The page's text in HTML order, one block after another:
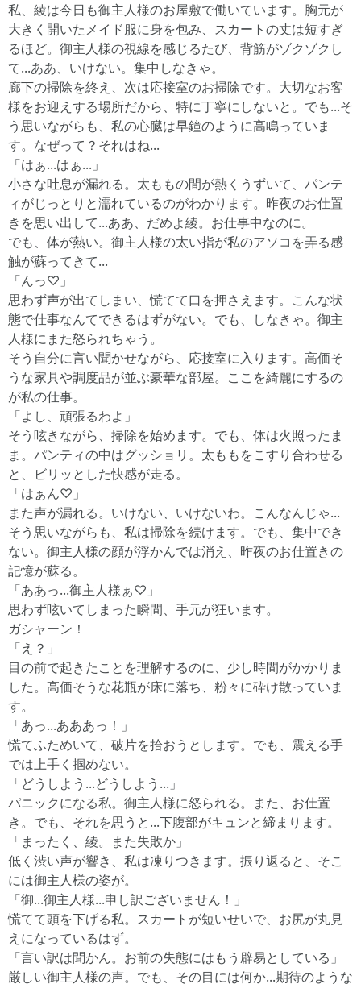
私、綾は今日も御主人様のお屋敷で働いています。胸元が
大きく開いたメイド服に身を包み、スカートの丈は短すぎ
るほど。御主人様の視線を感じるたび、背筋がゾクゾクし
て...ああ、いけない。集中しなきゃ。
廊下の掃除を終え、次は応接室のお掃除です。大切なお客
様をお迎えする場所だから、特に丁寧にしないと。でも...そ
う思いながらも、私の心臓は早鐘のように高鳴っていま
す。なぜって？それはね...
「はぁ...はぁ...」
小さな吐息が漏れる。太ももの間が熱くうずいて、パンテ
ィがじっとりと濡れているのがわかります。昨夜のお仕置
きを思い出して...ああ、だめよ綾。お仕事中なのに。
でも、体が熱い。御主人様の太い指が私のアソコを弄る感
触が蘇ってきて...
「んっ♡」
思わず声が出てしまい、慌てて口を押さえます。こんな状
態で仕事なんてできるはずがない。でも、しなきゃ。御主
人様にまた怒られちゃう。
そう自分に言い聞かせながら、応接室に入ります。高価そ
うな家具や調度品が並ぶ豪華な部屋。ここを綺麗にするの
が私の仕事。
「よし、頑張るわよ」
そう呟きながら、掃除を始めます。でも、体は火照ったま
ま。パンティの中はグッショリ。太ももをこすり合わせる
と、ビリッとした快感が走る。
「はぁん♡」
また声が漏れる。いけない、いけないわ。こんなんじゃ...
そう思いながらも、私は掃除を続けます。でも、集中でき
ない。御主人様の顔が浮かんでは消え、昨夜のお仕置きの
記憶が蘇る。
「ああっ...御主人様ぁ♡」
思わず呟いてしまった瞬間、手元が狂います。
ガシャーン！
「え？」
目の前で起きたことを理解するのに、少し時間がかかりま
した。高価そうな花瓶が床に落ち、粉々に砕け散っていま
す。
「あっ...あああっ！」
慌てふためいて、破片を拾おうとします。でも、震える手
では上手く掴めない。
「どうしよう...どうしよう...」
パニックになる私。御主人様に怒られる。また、お仕置
き。でも、それを思うと...下腹部がキュンと締まります。
「まったく、綾。また失敗か」
低く渋い声が響き、私は凍りつきます。振り返ると、そこ
には御主人様の姿が。
「御...御主人様...申し訳ございません！」
慌てて頭を下げる私。スカートが短いせいで、お尻が丸見
えになっているはず。
「言い訳は聞かん。お前の失態にはもう辟易としている」
厳しい御主人様の声。でも、その目には何か...期待のような